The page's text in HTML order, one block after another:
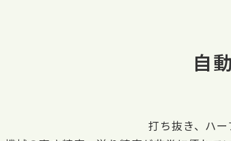
自
打ち抜き、ハー